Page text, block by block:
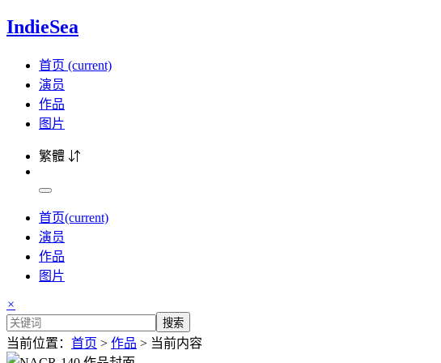
IndieSea
首页 (current)
演员
作品
图片
繁體 ⇵
首页(current)
演员
作品
图片
×
搜索
当前位置： 首页 > 作品 > 当前内容